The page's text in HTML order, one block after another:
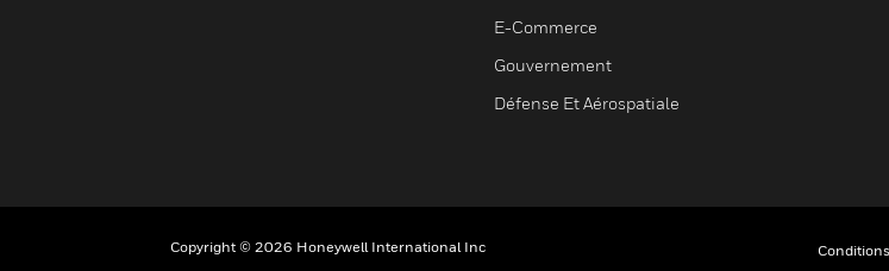
E-Commerce
Gouvernement
Défense Et Aérospatiale
Copyright © 2026 Honeywell International Inc Conditions